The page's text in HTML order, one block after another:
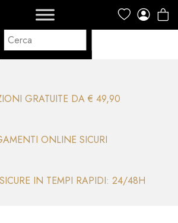
GRATUITE DA € 49,90
ONLINE SICURI
IN TEMPI RAPIDI: 24/48H